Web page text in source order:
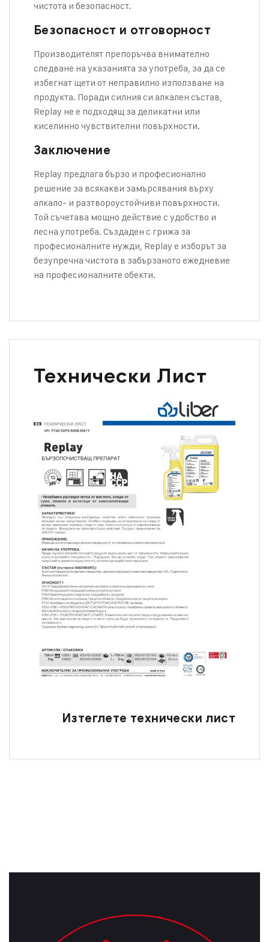
чистота и безопасност.
Безопасност и отговорност
Производителят препоръчва внимателно
следване на указанията за употреба, за да се
избегнат щети от неправилно използване на
продукта. Поради силния си алкален състав,
Replay не е подходящ за деликатни или
киселинно чувствителни повърхности.
Заключение
Replay предлага бързо и професионално
решение за всякакви замърсявания върху
алкало- и разтвороустойчиви повърхности.
Той съчетава мощно действие с удобство и
лесна употреба. Създаден с грижа за
професионалните нужди, Replay е изборът за
безупречна чистота в забързаното ежедневие
на професионалните обекти.
Технически Лист
Изтеглете технически лист